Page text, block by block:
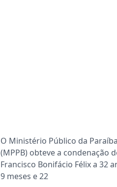
O Ministério Público da
(MPPB) obteve a condenação
Francisco Bonifácio Félix a 32
9 meses e 22